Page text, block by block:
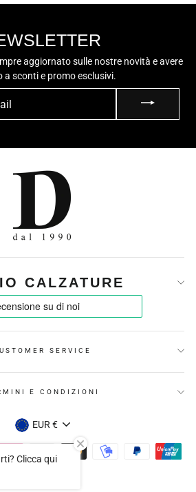
aggiornato sulle nostre novità e avere
a sconti e promo esclusivi.
CALZATURE
SERVICE
E CONDIZIONI
VALUTA
EUR €
Clicca qui